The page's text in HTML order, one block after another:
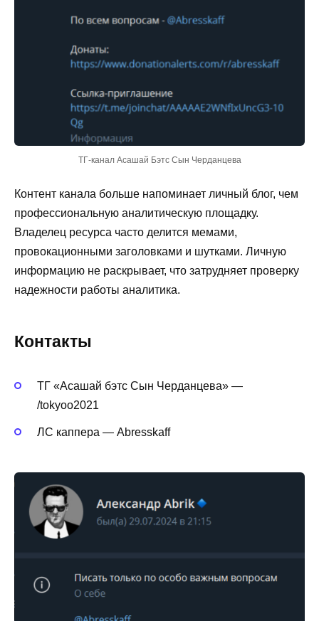
ТГ-канал Асашай Бэтс Сын Черданцева
Контент канала больше напоминает личный блог, чем
профессиональную аналитическую площадку.
Владелец ресурса часто делится мемами,
провокационными заголовками и шутками. Личную
информацию не раскрывает, что затрудняет проверку
надежности работы аналитика.
Контакты
ТГ «Асашай бэтс Сын Черданцева» —
/tokyoo2021
ЛС каппера — Abresskaff